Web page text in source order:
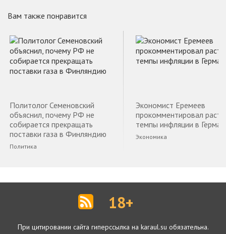
Вам также понравится
Политолог Семеновский
объяснил, почему РФ не
собирается прекращать
поставки газа в Финляндию
Политика
Экономист Еремеев
прокомментировал
темпы инфляции в
Экономика
18+
При цитировании сайта гиперссылка на karaul.su обязательна.